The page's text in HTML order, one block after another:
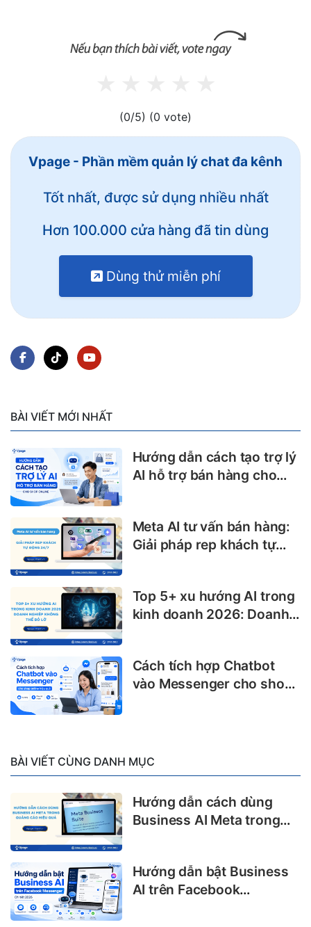
(0/5) (0 vote)
Vpage - Phần mềm quản lý chat đa kênh
Tốt nhất, được sử dụng nhiều nhất
Hơn 100.000 cửa hàng đã tin dùng
Dùng thử miễn phí
BÀI VIẾT MỚI NHẤT
Hướng dẫn cách tạo trợ lý
AI hỗ trợ bán hàng cho
Meta AI tư vấn bán hàng:
Giải pháp rep khách tự
Top 5+ xu hướng AI trong
kinh doanh 2026: Doanh
Cách tích hợp Chatbot
vào Messenger cho shop
BÀI VIẾT CÙNG DANH MỤC
Hướng dẫn cách dùng
Business AI Meta trong
Hướng dẫn bật Business
AI trên Facebook